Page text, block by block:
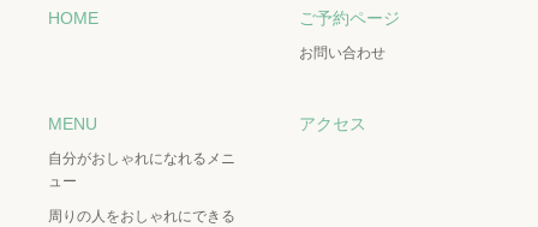
HOME ご予約ページ
お問い合わせ
MENU
自分がおしゃれになれるメニ
ュー
周りの人をおしゃれにできる
アクセス